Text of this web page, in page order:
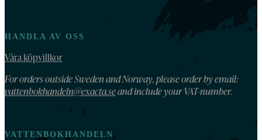
HANDLA AV OSS
Våra köpvillkor
For orders outside Sweden and Norway, please order by email:
vattenbokhandeln@exacta.seand include your VAT-number.
VATTENBOKHANDELN